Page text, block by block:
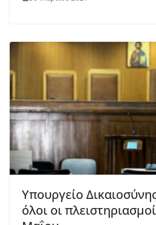
Υπουργείο
όλοι οι